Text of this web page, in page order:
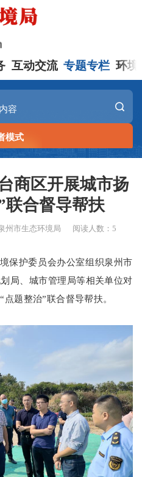
互动交流 专题专栏 环境
模式
商区开展城市扬
联合督导帮扶
州市生态环境局 阅读人数：5
保护委员会办公室组织泉州市
局、城市管理局等相关单位对
题整治”联合督导帮扶。